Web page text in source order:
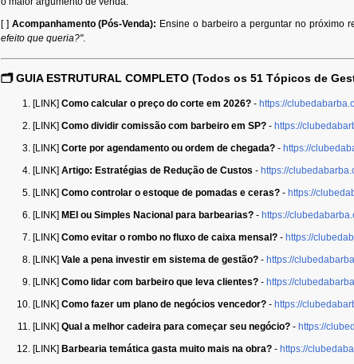
[ ] Acompanhamento (Pós-Venda): Ensine o barbeiro a perguntar no próximo
efeito que queria?".
🗂️ GUIA ESTRUTURAL COMPLETO (Todos os 51 Tópicos de
[LINK] Como calcular o preço do corte em 2026? - https://
[LINK] Como dividir comissão com barbeiro em SP? - https://
[LINK] Corte por agendamento ou ordem de chegada? - https://
[LINK] Artigo: Estratégias de Redução de Custos - https://
[LINK] Como controlar o estoque de pomadas e ceras? - https://
[LINK] MEI ou Simples Nacional para barbearias? - https://
[LINK] Como evitar o rombo no fluxo de caixa mensal? - https://
[LINK] Vale a pena investir em sistema de gestão? - https://
[LINK] Como lidar com barbeiro que leva clientes? - https://
[LINK] Como fazer um plano de negócios vencedor? - https://
[LINK] Qual a melhor cadeira para começar seu negócio? - https://
[LINK] Barbearia temática gasta muito mais na obra? - https://